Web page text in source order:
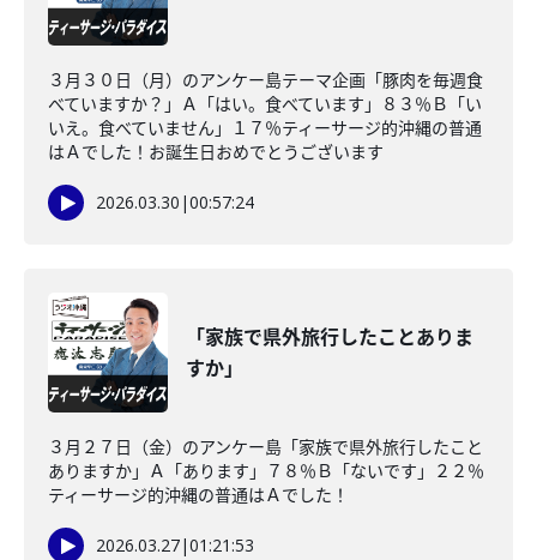
３月３０日（月）のアンケー島テーマ企画「豚肉を毎週食
べていますか？」Ａ「はい。食べています」８３％Ｂ「い
いえ。食べていません」１７％ティーサージ的沖縄の普通
はＡでした！お誕生日おめでとうございます
2026.03.30 |00:57:24
「家族で県外旅行したことありま
すか」
３月２７日（金）のアンケー島「家族で県外旅行したこと
ありますか」Ａ「あります」７８％Ｂ「ないです」２２％
ティーサージ的沖縄の普通はＡでした！
2026.03.27|01:21:53